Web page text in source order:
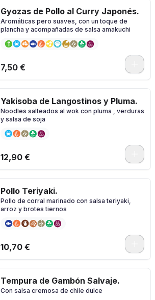
Gyozas de Pollo al Curry Japonés.
Aromáticas pero suaves, con un toque de
plancha y acompañadas de salsa amakuchi
7,50 €
Yakisoba de Langostinos y Pluma.
Noodles salteados al wok con pluma , verduras
y salsa de soja
12,90 €
Pollo Teriyaki.
Pollo de corral marinado con salsa teriyaki,
arroz y brotes tiernos
10,70 €
Tempura de Gambón Salvaje.
Con salsa cremosa de chile dulce